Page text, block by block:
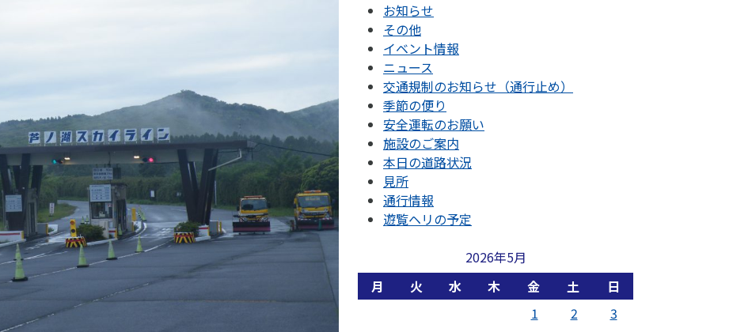
お知らせ
その他
イベント情報
ニュース
交通規制のお知らせ（通行止め）
季節の便り
安全運転のお願い
施設のご案内
本日の道路状況
見所
通行情報
遊覧ヘリの予定
2026年5月
月
火 水 木 金 土
日
1
2
3